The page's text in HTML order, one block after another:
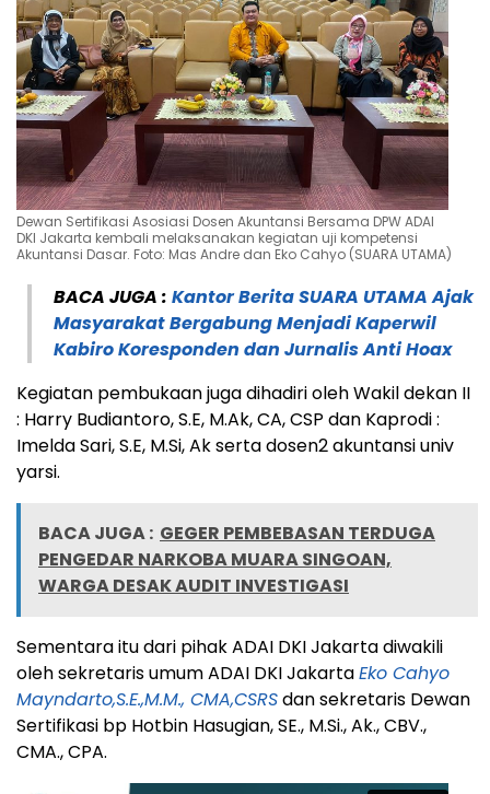
Dewan Sertifikasi Asosiasi Dosen Akuntansi Bersama DPW ADAI
DKI Jakarta kembali melaksanakan kegiatan uji kompetensi
Akuntansi Dasar. Foto: Mas Andre dan Eko Cahyo (SUARA UTAMA)
BACA JUGA : Kantor Berita SUARA UTAMA Ajak
Masyarakat Bergabung Menjadi Kaperwil
Kabiro Koresponden dan Jurnalis Anti Hoax
Kegiatan pembukaan juga dihadiri oleh Wakil dekan II
: Harry Budiantoro, S.E, M.Ak, CA, CSP dan Kaprodi :
Imelda Sari, S.E, M.Si, Ak serta dosen2 akuntansi univ
yarsi.
BACA JUGA : GEGER PEMBEBASAN TERDUGA
PENGEDAR NARKOBA MUARA SINGOAN,
WARGA DESAK AUDIT INVESTIGASI
Sementara itu dari pihak ADAI DKI Jakarta diwakili
oleh sekretaris umum ADAI DKI JakartaEko Cahyo
Mayndarto,S.E.,M.M., CMA,CSRSdan sekretaris Dewan
Sertifikasi bp Hotbin Hasugian, SE., M.Si., Ak., CBV.,
CMA., CPA.